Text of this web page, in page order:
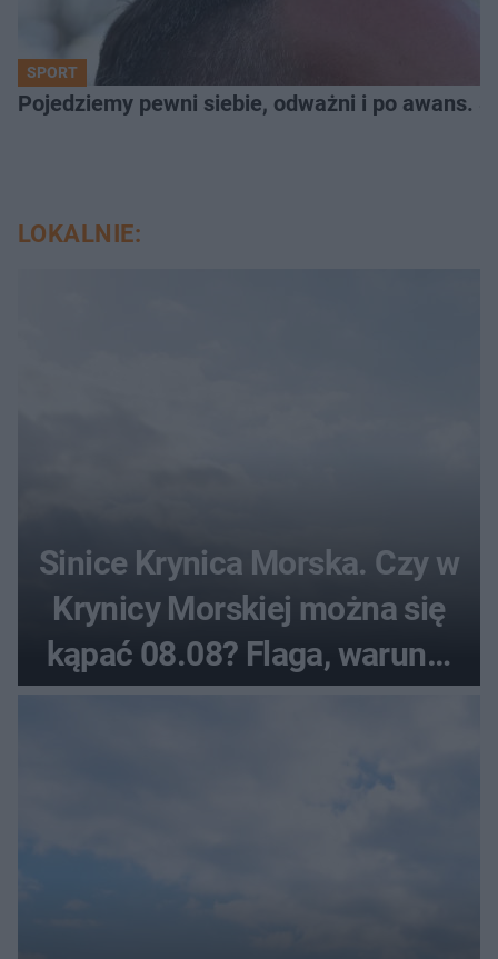
SPORT
Pojedziemy pewni siebie, odważni i po awans.
LOKALNIE:
Sinice Krynica Morska. Czy w
Krynicy Morskiej można się
kąpać 08.08? Flaga, warunki